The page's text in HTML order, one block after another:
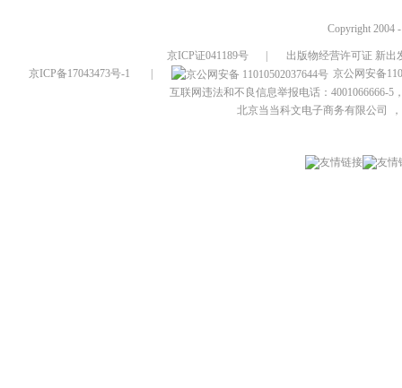
Copyright 2004
京ICP证041189号
出版物经营许可证 新出
京ICP备17043473号-1
京公网安备
互联网违法和不良信息举报电话：4001066666-5
北京当当科文电子商务有限公司